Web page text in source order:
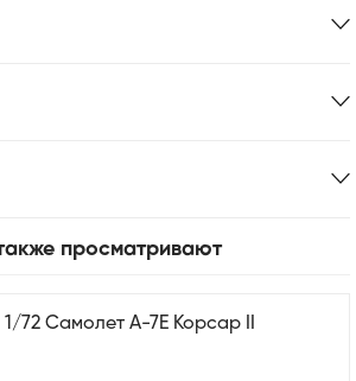
просматривают
72 Самолет A-7E Корсар II